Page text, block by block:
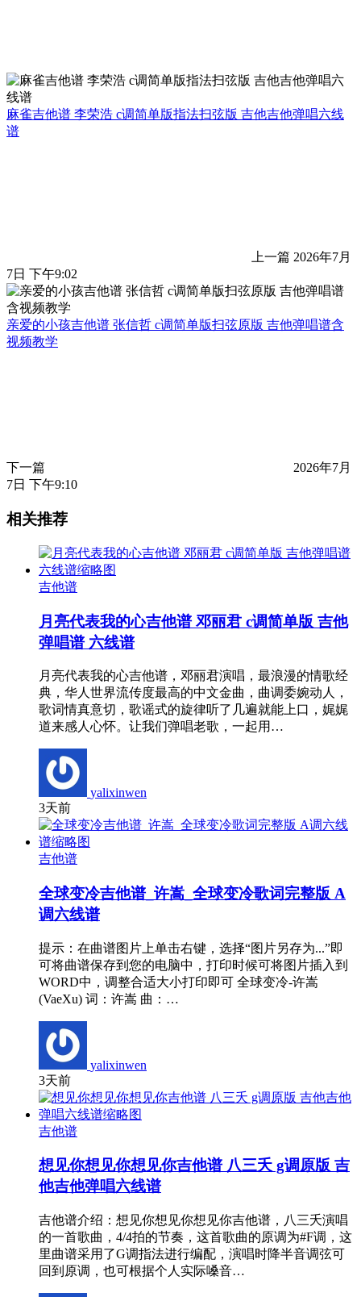
麻雀吉他谱 李荣浩 c调简单版指法扫弦版 吉他吉他弹唱六线
谱
上一篇 2026年7月
7日 下午9:02
亲爱的小孩吉他谱 张信哲 c调简单版扫弦原版 吉他弹唱谱含
视频教学
下一篇
2026年7月
7日 下午9:10
相关推荐
吉他谱
月亮代表我的心吉他谱 邓丽君 c调简单版 吉他
弹唱谱 六线谱
月亮代表我的心吉他谱，邓丽君演唱，最浪漫的情歌经
典，华人世界流传度最高的中文金曲，曲调委婉动人，
歌词情真意切，歌谣式的旋律听了几遍就能上口，娓娓
道来感人心怀。让我们弹唱老歌，一起用…
yalixinwen
3天前
吉他谱
全球变冷吉他谱_许嵩_全球变冷歌词完整版 A
调六线谱
提示：在曲谱图片上单击右键，选择“图片另存为...”即
可将曲谱保存到您的电脑中，打印时候可将图片插入到
WORD中，调整合适大小打印即可 全球变冷-许嵩
(VaeXu) 词：许嵩 曲：…
yalixinwen
3天前
吉他谱
想见你想见你想见你吉他谱 八三夭 g调原版 吉
他吉他弹唱六线谱
吉他谱介绍：想见你想见你想见你吉他谱，八三夭演唱
的一首歌曲，4/4拍的节奏，这首歌曲的原调为#F调，这
里曲谱采用了G调指法进行编配，演唱时降半音调弦可
回到原调，也可根据个人实际嗓音…